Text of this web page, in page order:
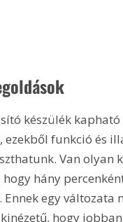
készülék
ezekből funkció és
Van olyan
hány
egy változata
hogy